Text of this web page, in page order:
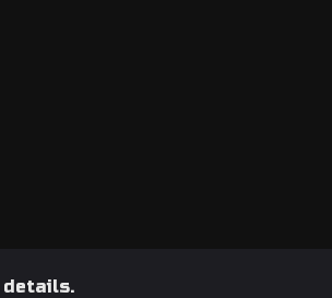
details.